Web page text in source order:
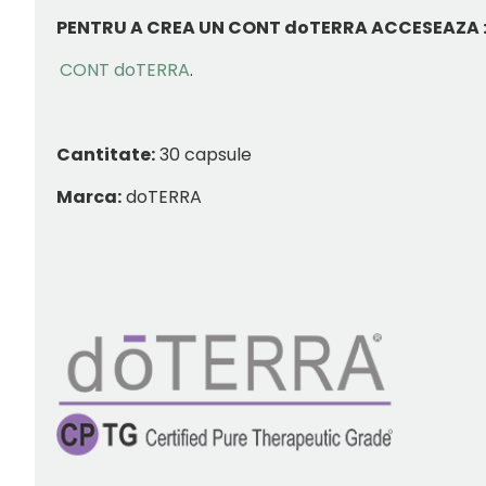
PENTRU A CREA UN CONT doTERRA ACCESEAZA
CONT doTERRA.
Cantitate:30 capsule
Marca:doTERRA